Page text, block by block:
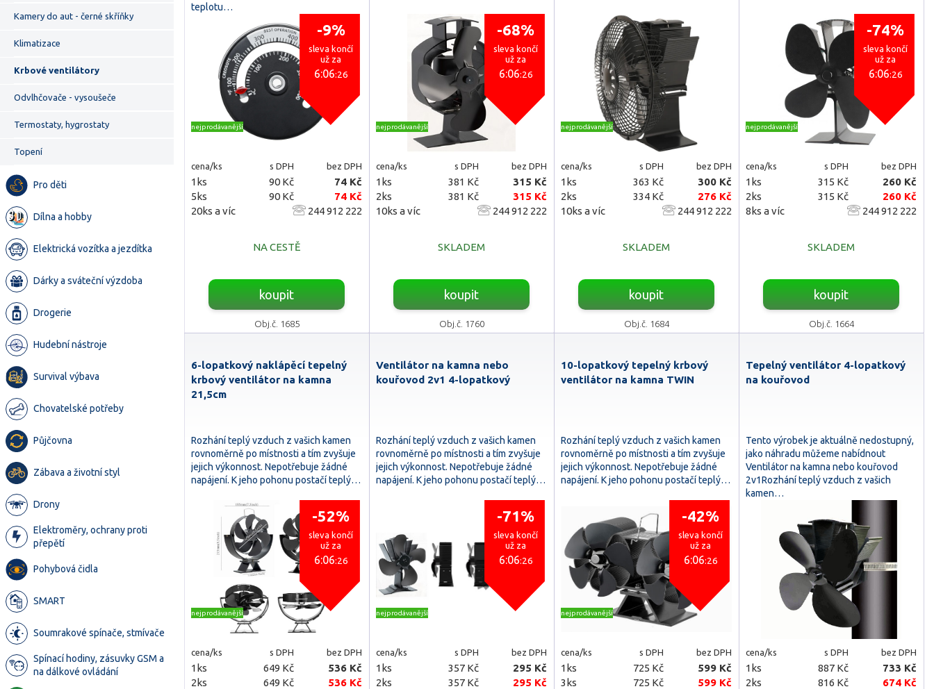
Kamery do aut - černé skříňky
Klimatizace
Krbové ventilátory
Odvlhčovače - vysoušeče
Termostaty, hygrostaty
Topení
Pro děti
Dílna a hobby
Elektrická vozítka a jezdítka
Dárky a sváteční výzdoba
Drogerie
Hudební nástroje
Survival výbava
Chovatelské potřeby
Půjčovna
Zábava a životní styl
Drony
Elektroměry, ochrany proti
přepětí
Pohybová čidla
SMART
Soumrakové spínače, stmívače
Spínací hodiny, zásuvky GSM a
na dálkové ovládání
teplotu…
-9%
sleva končí
už za
6:06:25
nejprodávanější
cena/ks s DPH bez DPH
1ks 90 Kč
74 Kč
5ks
90 Kč
74 Kč
20ks a víc
244 912 222
NA CESTĚ
koupit
Obj.č. 1685
-68%
sleva končí
už za
6:06:25
nejprodávanější
cena/ks s DPH bez DPH
1ks 381 Kč
315 Kč
2ks
381 Kč
315 Kč
10ks a víc
244 912 222
SKLADEM
koupit
Obj.č. 1760
nejprodávanější
cena/ks s DPH bez DPH
1ks 363 Kč
300 Kč
2ks
334 Kč
276 Kč
10ks a víc
244 912 222
SKLADEM
koupit
Obj.č. 1684
-74%
sleva končí
už za
6:06:25
nejprodávanější
cena/ks s DPH bez DPH
1ks 315 Kč
260 Kč
2ks
315 Kč
260 Kč
8ks a víc
244 912 222
SKLADEM
koupit
Obj.č. 1664
6-lopatkový naklápěcí tepelný
krbový ventilátor na kamna
21,5cm
Rozhání teplý vzduch z vašich kamen
rovnoměrně po místnosti a tím zvyšuje
jejich výkonnost. Nepotřebuje žádné
napájení. K jeho pohonu postačí teplý…
-52%
sleva končí
už za
6:06:25
nejprodávanější
cena/ks s DPH bez DPH
1ks 649 Kč
536 Kč
2ks
649 Kč
536 Kč
Ventilátor na kamna nebo
kouřovod 2v1 4-lopatkový
Rozhání teplý vzduch z vašich kamen
rovnoměrně po místnosti a tím zvyšuje
jejich výkonnost. Nepotřebuje žádné
napájení. K jeho pohonu postačí teplý…
-71%
sleva končí
už za
6:06:25
nejprodávanější
cena/ks s DPH bez DPH
1ks 357 Kč
295 Kč
2ks
357 Kč
295 Kč
10-lopatkový tepelný krbový
ventilátor na kamna TWIN
Rozhání teplý vzduch z vašich kamen
rovnoměrně po místnosti a tím zvyšuje
jejich výkonnost. Nepotřebuje žádné
napájení. K jeho pohonu postačí teplý…
-42%
sleva končí
už za
6:06:25
nejprodávanější
cena/ks s DPH bez DPH
1ks 725 Kč
599 Kč
3ks
725 Kč
599 Kč
Tepelný ventilátor 4-lopatkový
na kouřovod
Tento výrobek je aktuálně nedostupný,
jako náhradu můžeme nabídnout
Ventilátor na kamna nebo kouřovod
2v1Rozhání teplý vzduch z vašich
kamen…
cena/ks s DPH bez DPH
1ks 887 Kč
733 Kč
2ks
816 Kč
674 Kč